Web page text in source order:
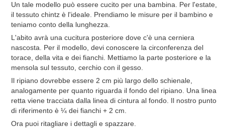
Un tale modello può essere cucito per una bambina. Per l'estate,
il tessuto chintz è l'ideale. Prendiamo le misure per il bambino e
teniamo conto della lunghezza.
L'abito avrà una cucitura posteriore dove c'è una cerniera
nascosta. Per il modello, devi conoscere la circonferenza del
torace, della vita e dei fianchi. Mettiamo la parte posteriore e la
mensola sul tessuto, cerchio con il gesso.
Il ripiano dovrebbe essere 2 cm più largo dello schienale,
analogamente per quanto riguarda il fondo del ripiano. Una linea
retta viene tracciata dalla linea di cintura al fondo. Il nostro punto
di riferimento è ¼ dei fianchi + 2 cm.
Ora puoi ritagliare i dettagli e spazzare.